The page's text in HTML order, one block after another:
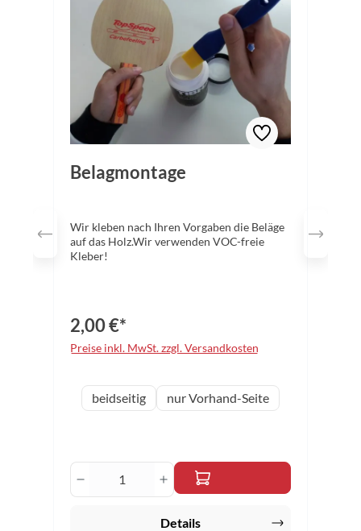
Belagmontage
Wir kleben nach Ihren Vorgaben die Beläge
auf das Holz.Wir verwenden VOC-freie
Kleber!
2,00 €*
Preise inkl. MwSt. zzgl. Versandkosten
Varianteauswählen
beidseitig nur Vorhand-Seite
Produkt Anzahl: Gib den
Details